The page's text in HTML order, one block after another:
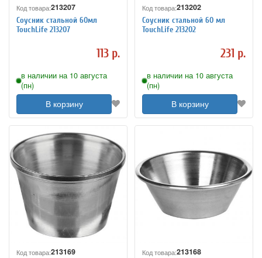
Код товара:213207
Соусник стальной 60мл
TouchLife 213207
113 р.
в наличии на 10 августа
(пн)
В корзину
Код товара:213202
Соусник стальной 60 мл
TouchLife 213202
231 р.
в наличии на 10 августа
(пн)
В корзину
Код товара:213169 Код товара:213168